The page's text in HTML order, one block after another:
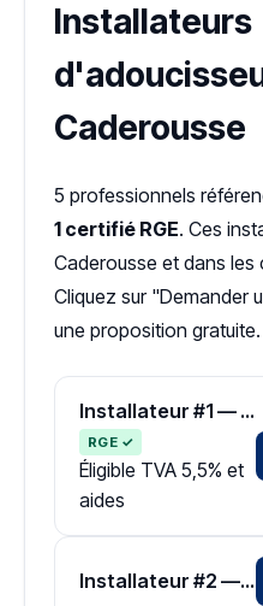
Installateurs
Caderousse
5 professionnels
1 certifié RGE. Ces
Caderousse et dans les
Cliquez sur "Demander
une proposition gratuite.
Installateur #1 — Zone Vaucluse
RGE ✓
Éligible TVA 5,5% et
aides
Installateur #2 — Zone Vaucluse